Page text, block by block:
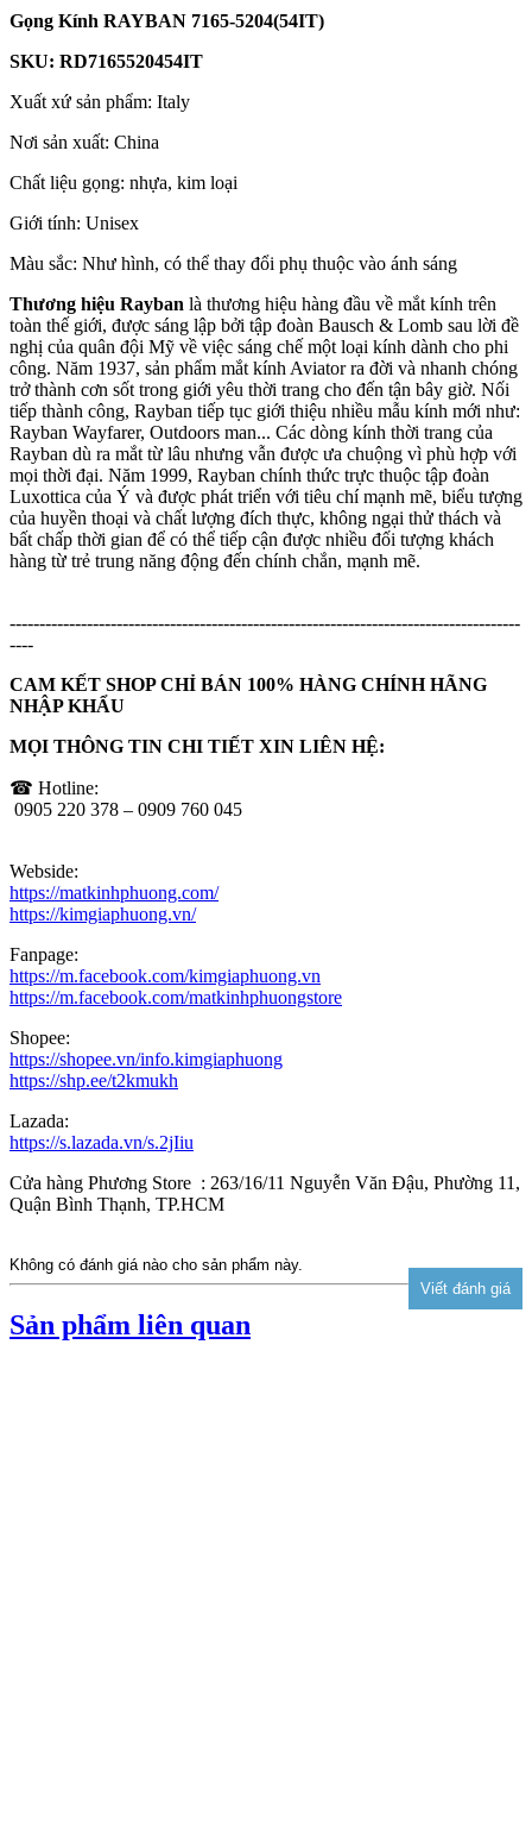
Gọng Kính RAYBAN 7165-5204(54IT)
SKU: RD7165520454IT
Xuất xứ sản phẩm: Italy
Nơi sản xuất: China
Chất liệu gọng: nhựa, kim loại
Giới tính: Unisex
Màu sắc: Như hình, có thể thay đổi phụ thuộc vào ánh sáng
Thương hiệu Rayban là thương hiệu hàng đầu về mắt kính trên
toàn thế giới, được sáng lập bởi tập đoàn Bausch & Lomb sau lời đề
nghị của quân đội Mỹ về việc sáng chế một loại kính dành cho phi
công. Năm 1937, sản phẩm mắt kính Aviator ra đời và nhanh chóng
trở thành cơn sốt trong giới yêu thời trang cho đến tận bây giờ. Nối
tiếp thành công, Rayban tiếp tục giới thiệu nhiều mẫu kính mới như:
Rayban Wayfarer, Outdoors man... Các dòng kính thời trang của
Rayban dù ra mắt từ lâu nhưng vẫn được ưa chuộng vì phù hợp với
mọi thời đại. Năm 1999, Rayban chính thức trực thuộc tập đoàn
Luxottica của Ý và được phát triển với tiêu chí mạnh mẽ, biểu tượng
của huyền thoại và chất lượng đích thực, không ngại thử thách và
bất chấp thời gian để có thể tiếp cận được nhiều đối tượng khách
hàng từ trẻ trung năng động đến chính chắn, mạnh mẽ.
--------------------------------------------------------------------------------------
----
CAM KẾT SHOP CHỈ BÁN 100% HÀNG CHÍNH HÃNG
NHẬP KHẨU
MỌI THÔNG TIN CHI TIẾT XIN LIÊN HỆ:
☎ Hotline:
0905 220 378 – 0909 760 045
Webside:
https://matkinhphuong.com/
https://kimgiaphuong.vn/
Fanpage:
https://m.facebook.com/kimgiaphuong.vn
https://m.facebook.com/matkinhphuongstore
Shopee:
https://shopee.vn/info.kimgiaphuong
https://shp.ee/t2kmukh
Lazada:
https://s.lazada.vn/s.2jIiu
Cửa hàng Phương Store : 263/16/11 Nguyễn Văn Đậu, Phường 11,
Quận Bình Thạnh, TP.HCM
Không có đánh giá nào cho sản phẩm này.
Sản phẩm liên quan